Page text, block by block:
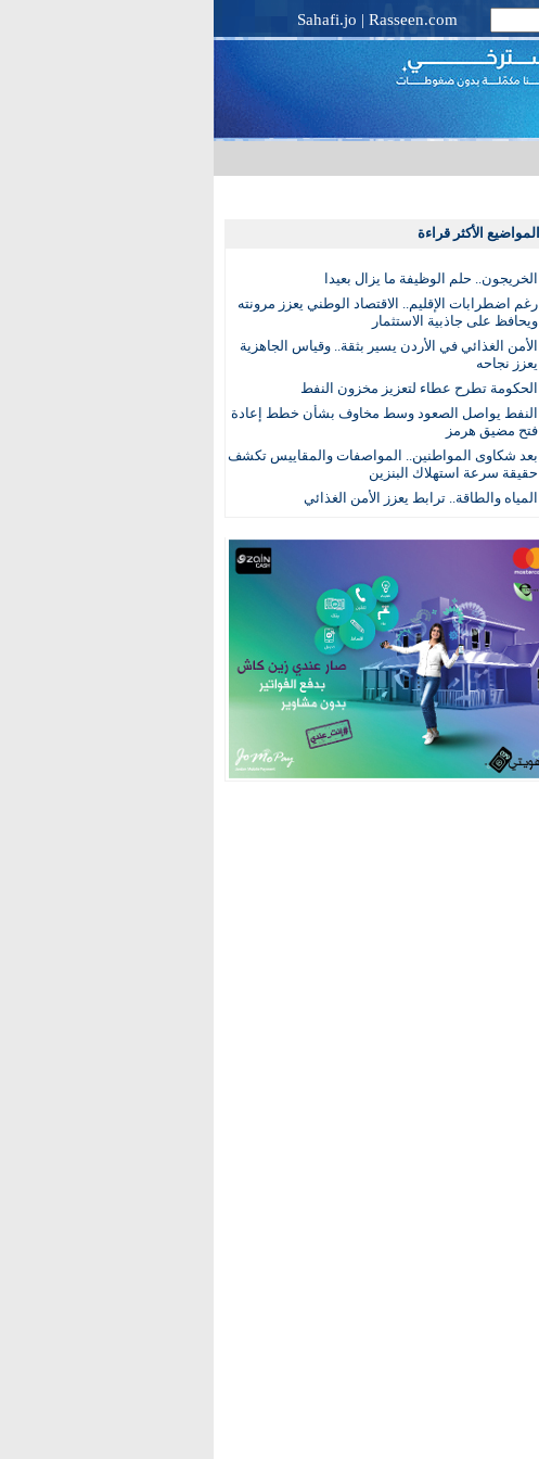
Sahafi.jo | Rasseen.com
المواضيع الأكثر قراءة
الخريجون.. حلم الوظيفة ما يزال بعيدا
رغم اضطرابات الإقليم.. الاقتصاد الوطني يعزز مرونته
ويحافظ على جاذبية الاستثمار
الأمن الغذائي في الأردن يسير بثقة.. وقياس الجاهزية
يعزز نجاحه
الحكومة تطرح عطاء لتعزيز مخزون النفط
النفط يواصل الصعود وسط مخاوف بشأن خطط إعادة
فتح مضيق هرمز
بعد شكاوى المواطنين.. المواصفات والمقاييس تكشف
حقيقة سرعة استهلاك البنزين
المياه والطاقة.. ترابط يعزز الأمن الغذائي